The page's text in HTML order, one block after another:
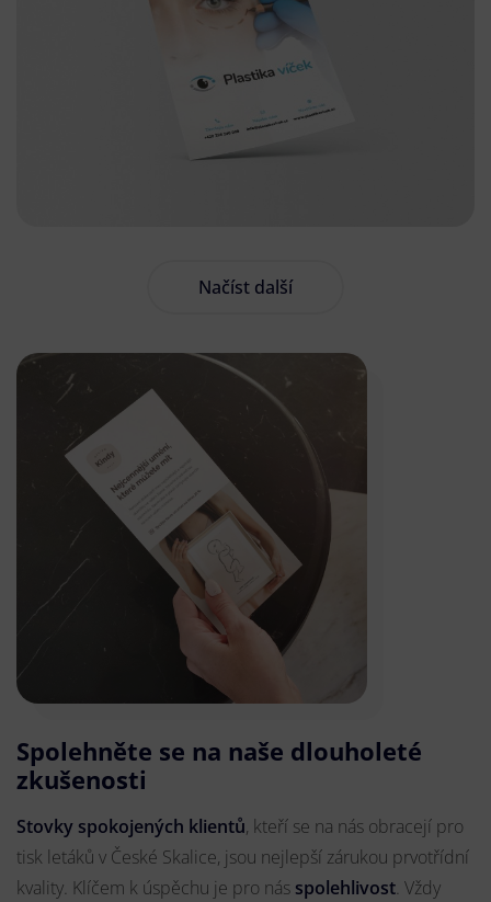
Načíst další
Spolehněte se na naše dlouholeté
zkušenosti
Stovky spokojených klientů, kteří se na nás obracejí pro
tisk letáků v České Skalice, jsou nejlepší zárukou prvotřídní
kvality. Klíčem k úspěchu je pro nás spolehlivost. Vždy